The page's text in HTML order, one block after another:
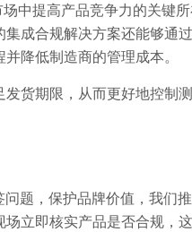
中提高产品竞争力的关键
成合规解决方案还能够通
降低制造商的管理成本。
货期限，从而更好地控制测
题，保护品牌价值，我们
立即核实产品是否合规，